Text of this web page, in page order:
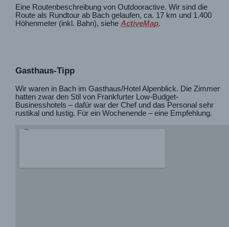
Eine Routenbeschreibung von Outdooractive. Wir sind die
Route als Rundtour ab Bach gelaufen, ca. 17 km und 1.400
Höhenmeter (inkl. Bahn), sieheActiveMap.
Gasthaus-Tipp
Wir waren in Bach im Gasthaus/Hotel Alpenblick. Die Zimmer
hatten zwar den Stil von Frankfurter Low-Budget-
Businesshotels – dafür war der Chef und das Personal sehr
rustikal und lustig. Für ein Wochenende – eine Empfehlung.